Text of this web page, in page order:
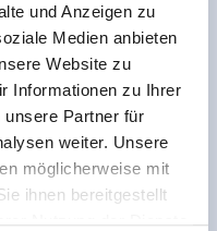
und Anzeigen zu
Medien anbieten
Website zu
Informationen zu Ihrer
unsere Partner für
weiter. Unsere
möglicherweise mit
ihnen bereitgestellt
Nutzung der Dienste